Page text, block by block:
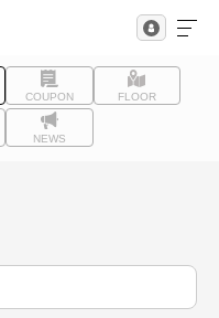
COUPON FLOOR
NEWS